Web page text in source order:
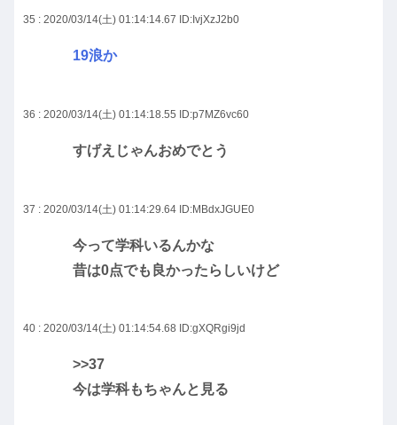
35 : 2020/03/14(土) 01:14:14.67 ID:IvjXzJ2b0
19浪か
36 : 2020/03/14(土) 01:14:18.55 ID:p7MZ6vc60
すげえじゃんおめでとう
37 : 2020/03/14(土) 01:14:29.64 ID:MBdxJGUE0
今って学科いるんかな
昔は0点でも良かったらしいけど
40 : 2020/03/14(土) 01:14:54.68 ID:gXQRgi9jd
>>37
今は学科もちゃんと見る